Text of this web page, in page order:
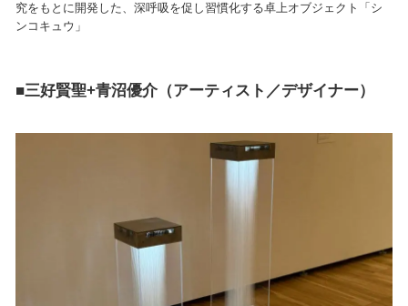
究をもとに開発した、深呼吸を促し習慣化する卓上オブジェクト「シ
ンコキュウ」
■三好賢聖+青沼優介（アーティスト／デザイナー）